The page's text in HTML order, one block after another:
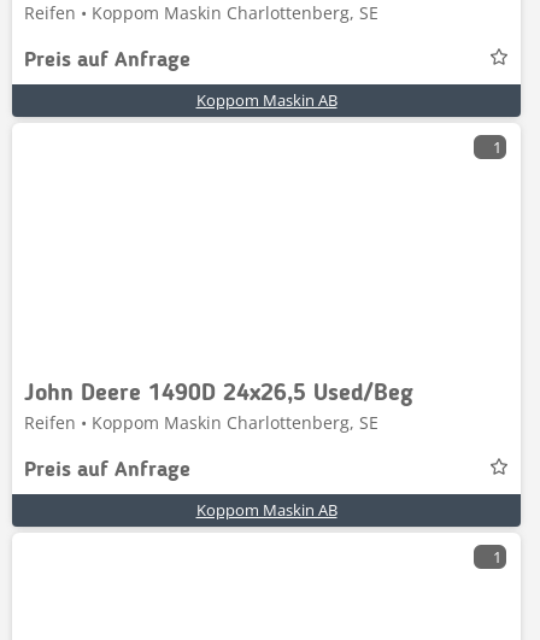
Reifen • Koppom Maskin Charlottenberg, SE
Preis auf Anfrage
Koppom Maskin AB
1
John Deere 1490D 24x26,5 Used/Beg
Reifen • Koppom Maskin Charlottenberg, SE
Preis auf Anfrage
Koppom Maskin AB
1